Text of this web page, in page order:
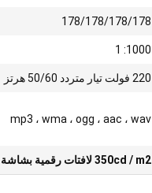
178/178/178/178
1000: 1
220 فولت تيار متردد 50/60 هرتز
mp3 ، wma ، ogg ، aac ، wav
350cd / m2 لافتات رقمية بشاشة تعمل باللمس